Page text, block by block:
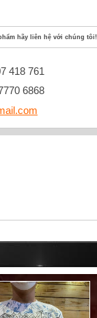
hãy liên hệ với chúng tôi!
418 761
6868